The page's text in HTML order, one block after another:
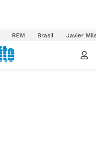
REM Brasil Javier